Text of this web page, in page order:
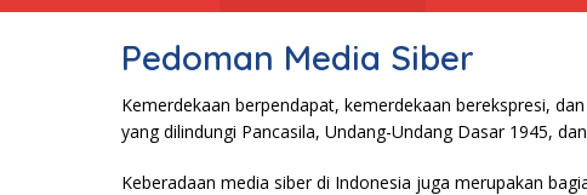
Pedoman Media Siber
Kemerdekaan berpendapat, kemerdekaan berekspresi,
yang dilindungi Pancasila, Undang-Undang Dasar 1945,
Keberadaan media siber di Indonesia juga merupakan